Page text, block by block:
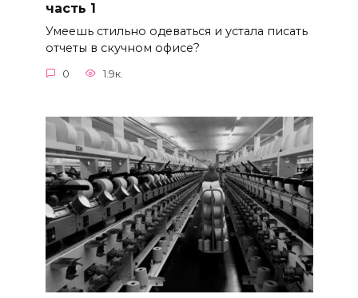
часть 1
Умеешь стильно одеваться и устала писать
отчеты в скучном офисе?
0 1.9к.